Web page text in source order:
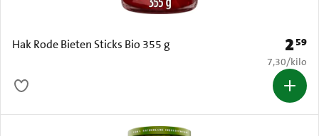
Hak Rode Bieten Sticks Bio 355 g Prijs:
259
€ 7,30 per
7,30/kilo